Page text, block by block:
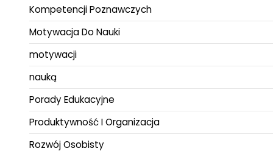
Kompetencji Poznawczych
Motywacja Do Nauki
motywacji
nauką
Porady Edukacyjne
Produktywność I Organizacja
Rozwój Osobisty